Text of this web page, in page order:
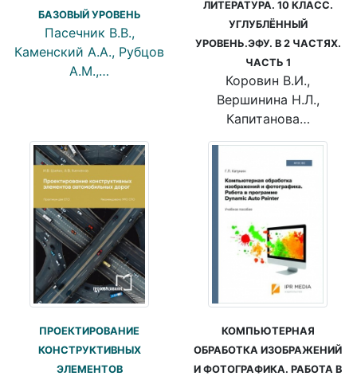
БАЗОВЫЙ УРОВЕНЬ
Пасечник В.В.,
Каменский А.А., Рубцов
А.М.,…
ЛИТЕРАТУРА. 10 КЛАСС.
УГЛУБЛЁННЫЙ
УРОВЕНЬ.ЭФУ. В 2 ЧАСТЯХ.
ЧАСТЬ 1
Коровин В.И.,
Вершинина Н.Л.,
Капитанова…
ПРОЕКТИРОВАНИЕ
КОНСТРУКТИВНЫХ
ЭЛЕМЕНТОВ
КОМПЬЮТЕРНАЯ
ОБРАБОТКА ИЗОБРАЖЕНИЙ
И ФОТОГРАФИКА. РАБОТА В